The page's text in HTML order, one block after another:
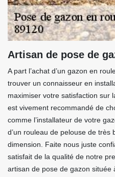
Artisan de pose de
A part l’achat d’un gazon en
trouver un connaisseur en
maximiser votre satisfaction sur
est vivement recommandé de
comme l’installateur de votre
d’un rouleau de pelouse de
dimension. Faite nous juste
satisfait de la qualité de notre
artisan de pose de gazon située